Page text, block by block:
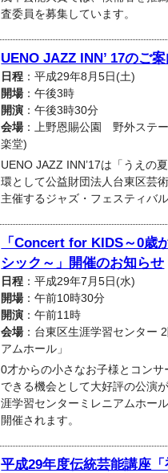
査委員を募集しています。
UENO JAZZ INN’ 17のご案
日程 ：平成29年8月5日(土)
開場：午後3時
開演 ：午後3時30分
会場：上野恩賜公園 野外ステ
楽堂)
UENO JAZZ INN’17は「うえの
環として公益財団法人台東区芸
主催するジャズ・フェスティバル
「Concert for KIDS～0歳
シック～」開催のお知らせ
日程 ：平成29年7月5日(水)
開場：午前10時30分
開演 ：午前11時
会場：台東区生涯学習センター
アムホール」
0才からの小さなお子様とコンサ
できる機会として大好評の公演
涯学習センターミレニアムホー
開催されます。
平成29年度伝統芸能講座